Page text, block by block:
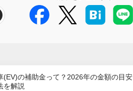
(EV)の補助金って？2026年の金額の目安
を解説